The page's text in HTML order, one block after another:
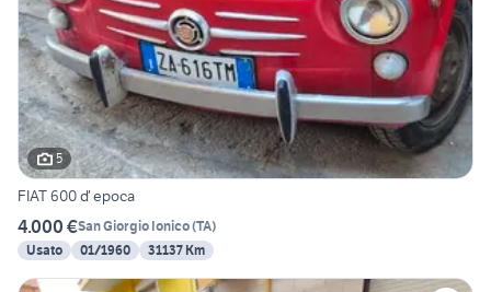
5
FIAT 600 ď epoca
4.000 €San Giorgio Ionico(TA)
Usato
01/1960 31137 Km